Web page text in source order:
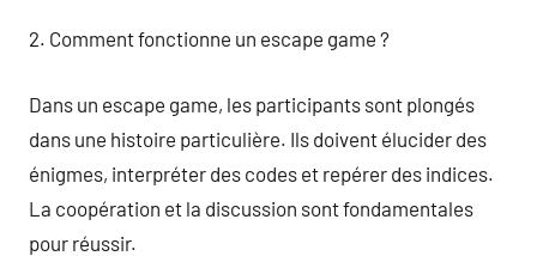
2. Comment fonctionne un escape game ?
Dans un escape game, les participants sont plongés
dans une histoire particulière. Ils doivent élucider des
énigmes, interpréter des codes et repérer des indices.
La coopération et la discussion sont fondamentales
pour réussir.